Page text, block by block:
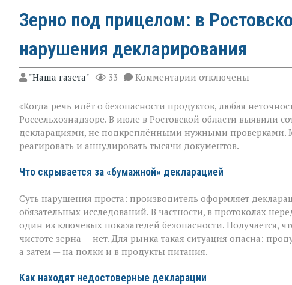
Зерно под прицелом: в
нарушения декларирования
"Наша газета" 33 Комментарии к
записи
под
прицелом:
Ростовской
области
массовые
нарушения
отключены
«Когда речь идёт о безопасности продуктов, любая
Россельхознадзоре. В июле в Ростовской области выявили
декларациями, не подкреплёнными нужными проверками.
реагировать и аннулировать тысячи документов.
Что скрывается за «бумажной» декларацией
Суть нарушения проста: производитель оформляет
обязательных исследований. В частности, в протоколах
один из ключевых показателей безопасности. Получается,
чистоте зерна — нет. Для рынка такая ситуация опасна:
а затем — на полки и в продукты питания.
Как находят недостоверные декларации